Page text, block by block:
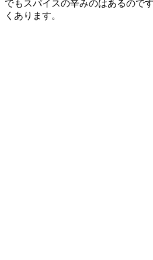
でもスパイスの辛みのはあるので
くあります。